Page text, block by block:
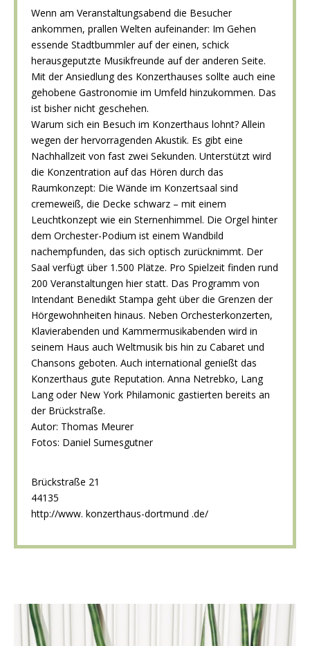
Wenn am Veranstaltungsabend die Besucher
ankommen, prallen Welten aufeinander: Im Gehen
essende Stadtbummler auf der einen, schick
herausgeputzte Musikfreunde auf der anderen Seite.
Mit der Ansiedlung des Konzerthauses sollte auch eine
gehobene Gastronomie im Umfeld hinzukommen. Das
ist bisher nicht geschehen.
Warum sich ein Besuch im Konzerthaus lohnt? Allein
wegen der hervorragenden Akustik. Es gibt eine
Nachhallzeit von fast zwei Sekunden. Unterstützt wird
die Konzentration auf das Hören durch das
Raumkonzept: Die Wände im Konzertsaal sind
cremeweiß, die Decke schwarz – mit einem
Leuchtkonzept wie ein Sternenhimmel. Die Orgel hinter
dem Orchester-Podium ist einem Wandbild
nachempfunden, das sich optisch zurücknimmt. Der
Saal verfügt über 1.500 Plätze. Pro Spielzeit finden rund
200 Veranstaltungen hier statt. Das Programm von
Intendant Benedikt Stampa geht über die Grenzen der
Hörgewohnheiten hinaus. Neben Orchesterkonzerten,
Klavierabenden und Kammermusikabenden wird in
seinem Haus auch Weltmusik bis hin zu Cabaret und
Chansons geboten. Auch international genießt das
Konzerthaus gute Reputation. Anna Netrebko, Lang
Lang oder New York Philamonic gastierten bereits an
der Brückstraße.
Autor: Thomas Meurer
Fotos: Daniel Sumesgutner
Brückstraße 21
44135
http://www. konzerthaus-dortmund .de/